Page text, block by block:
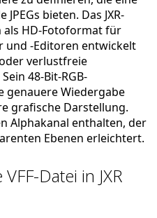
bieten. Das JXR-
HD-Fotoformat für
und -Editoren entwickelt
verlustfreie
48-Bit-RGB-
genauere Wiedergabe
grafische Darstellung.
Alphakanal enthalten, der
Ebenen erleichtert.
Datei in JXR